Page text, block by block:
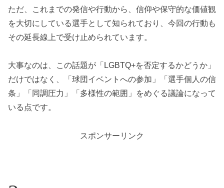
ただ、これまでの発信や行動から、信仰や保守的な価値観
を大切にしている選手として知られており、今回の行動も
その延長線上で受け止められています。
大事なのは、この話題が「LGBTQ+を否定するかどうか」
だけではなく、「球団イベントへの参加」「選手個人の信
条」「同調圧力」「多様性の範囲」をめぐる議論になって
いる点です。
スポンサーリンク